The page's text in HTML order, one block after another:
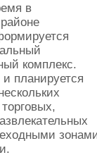
в
комплекс.
планируется